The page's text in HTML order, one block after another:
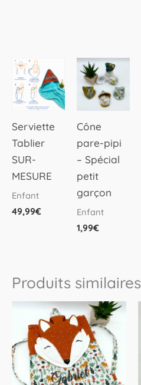
Serviette
Tablier
SUR-
MESURE
Enfant
49,99€
Cône
pare-pipi
– Spécial
petit
garçon
Enfant
1,99€
Produits similaires